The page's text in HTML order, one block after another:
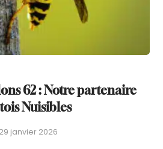
62 : Notre partenaire
Nuisibles
29 janvier 2026